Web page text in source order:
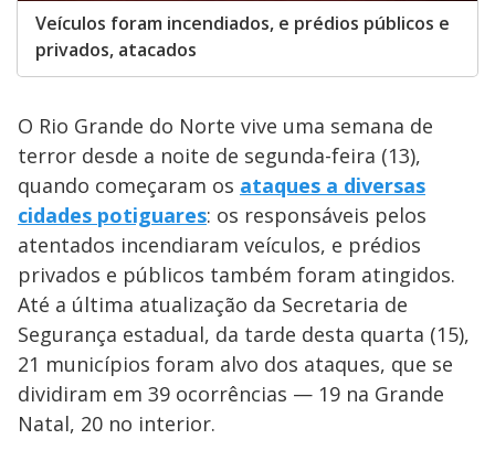
Veículos foram incendiados, e prédios públicos e
privados, atacados
O Rio Grande do Norte vive uma semana de
terror desde a noite de segunda-feira (13),
quando começaram os ataques a diversas
cidades potiguares: os responsáveis pelos
atentados incendiaram veículos, e prédios
privados e públicos também foram atingidos.
Até a última atualização da Secretaria de
Segurança estadual, da tarde desta quarta (15),
21 municípios foram alvo dos ataques, que se
dividiram em 39 ocorrências — 19 na Grande
Natal, 20 no interior.